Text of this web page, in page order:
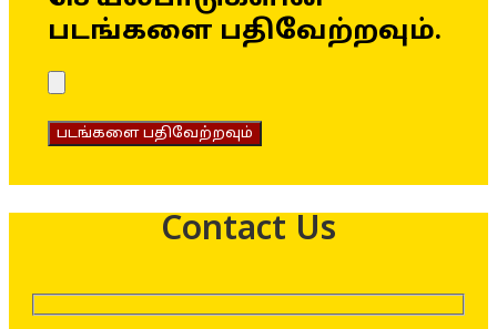
படங்களை பதிவேற்றவும்.
படங்களை பதிவேற்றவும்
Contact Us